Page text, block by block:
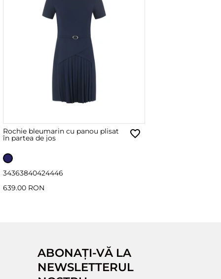
Rochie bleumarin cu panou plisat
în partea de jos
34363840424446
639.00 RON
ABONAȚI-VĂ LA
NEWSLETTERUL